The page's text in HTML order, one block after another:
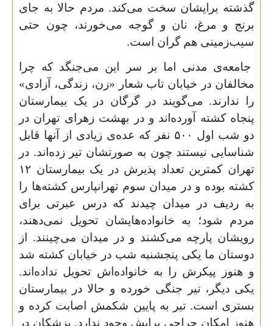
گذشته برایشان سخت می‌کند. مردم حالا به جای
برنج و مرغ، نان و گوجه می‌خورند، چون حتی
سیب‌زمینی هم گران است.
جامعه‌ی مدنی اما بر سر این می‌جنگد که چرا
مخالفان در خیابان تاب شعار «زن، زندگی، آزادی»
را ندارند. می‌گویند در گرگان در یک بیمارستان
پنجاه کشته آورده‌اند و در بهشت زهرای تهران در
دو شب اول ۵۰۰ نفر که عده‌ی زیادی از آنها قابل
شناسایی نیستند چون به صورتشان تیر زده‌اند. در
تهران کمترین تعداد پذیرش در یک بیمارستان ۱۲
کشته بوده و در میدان سوم تهرانپارس کشته‌ها را
به ردیف در میدان چیدند که درس عبرتی برای
مردم شود؛ به خانواده‌هایشان تحویل نمی‌دهند،
رویشان پارچه می‌کشند و در میدان می‌چینند. از
دوستان ما یکی پنجشنبه شب در خیابان کشته شد
و هنوز پیکرش را به خانواده‌اش تحویل نداده‌اند.
یکی دیگر، تیر جنگی خورده و حالا در بیمارستان
بستری است. تیر به پایین شکمش اصابت کرده و
هنوز امکان جراحی برایش وجود ندارد. پزشکان در